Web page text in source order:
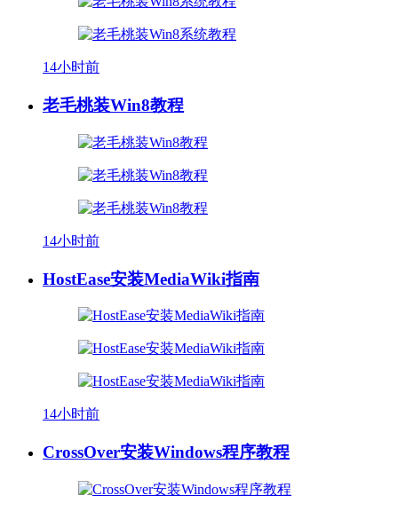
14小时前
老毛桃装Win8教程
14小时前
HostEase安装MediaWiki指南
14小时前
CrossOver安装Windows程序教程